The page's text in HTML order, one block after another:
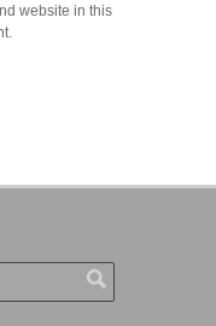
website in this